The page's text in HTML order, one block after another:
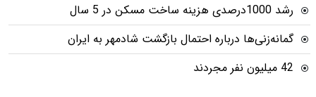
رشد 1000درصدی هزینه ساخت مسکن در 5 سال
گمانه‌زنی‌ها درباره احتمال بازگشت شادمهر به ایران
42 میلیون نفر مجردند